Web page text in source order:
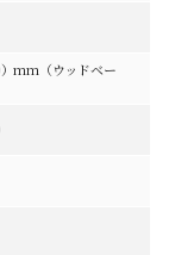
mm（ウッドベー